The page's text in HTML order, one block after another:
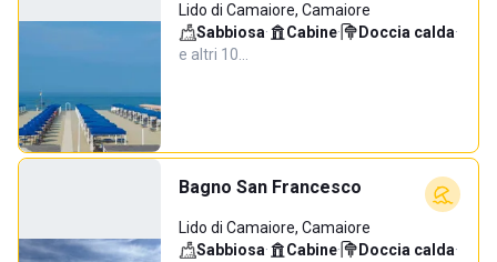
Lido di Camaiore, Camaiore
Sabbiosa· Cabine· Doccia calda·
e altri 10…
Bagno San Francesco
Lido di Camaiore, Camaiore
Sabbiosa· Cabine· Doccia calda·